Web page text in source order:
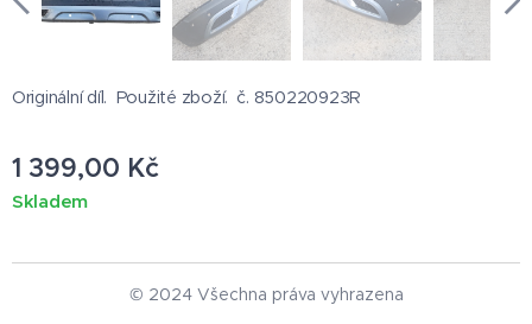
Originální díl. Použité zboží. č. 850220923R
1 399,00 Kč
Skladem
© 2024 Všechna práva vyhrazena